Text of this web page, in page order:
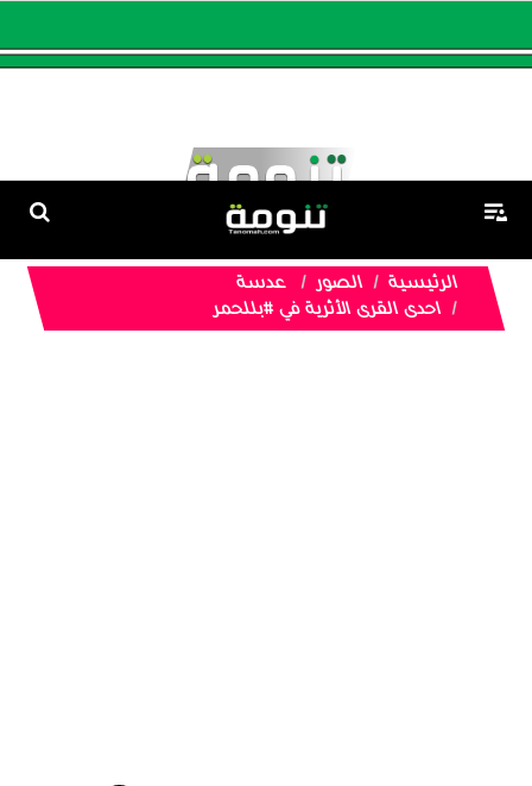
الرئيسية الصور
عدسة
احدى القرى الأثرية في #بللحمر